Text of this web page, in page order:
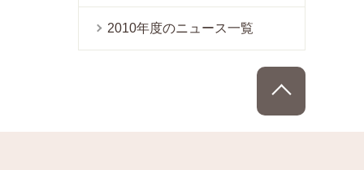
2010年度のニュース一覧